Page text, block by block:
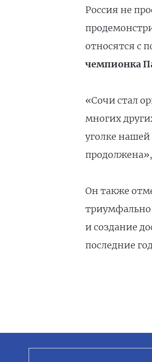
Россия не
относятся с
чемпионка
«Сочи стал
многих
уголке
Он также
триумфально
и создание
последние